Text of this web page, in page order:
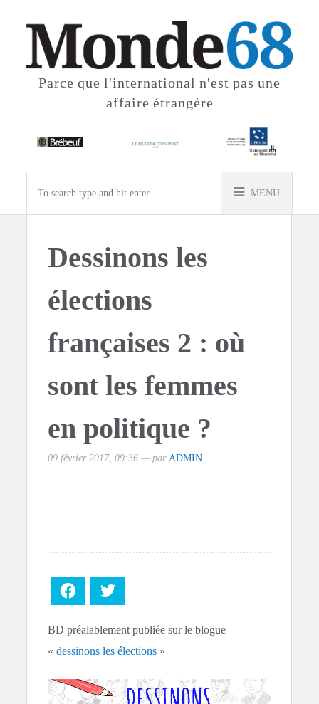
Parce que l'international n'est pas une
affaire étrangère
MENU
Dessinons les
élections
françaises 2 : où
sont les femmes
en politique ?
09 février 2017, 09:36 — par ADMIN
Facebook
BD préalablement publiée sur le blogue
«dessinons les élections »